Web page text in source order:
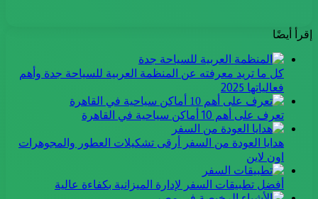
إقرأ أيضًا
كل ما تريد معرفته عن المنظمة العربية للسياحة جدة وأهم
فعالياتها 2025
تعرف على أهم 10 أماكن سياحية في القاهرة
هدايا العودة من السفر أرقى تشكيلات العطور والمجوهرات
اون لاين
أفضل تطبيقات السفر لإدارة الميزانية بكفاءة عالية